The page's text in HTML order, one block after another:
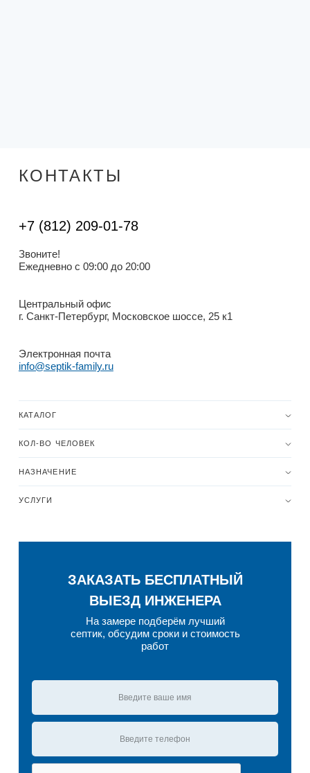
КОНТАКТЫ
+7 (812) 209-01-78
Звоните!
Ежедневно с 09:00 до 20:00
Центральный офис
г. Санкт-Петербург, Московское шоссе, 25 к1
Электронная почта
info@septik-family.ru
КАТАЛОГ
КОЛ-ВО ЧЕЛОВЕК
НАЗНАЧЕНИЕ
УСЛУГИ
ЗАКАЗАТЬ БЕСПЛАТНЫЙ
ВЫЕЗД ИНЖЕНЕРА
На замере подберём лучший
септик, обсудим сроки и стоимость
работ